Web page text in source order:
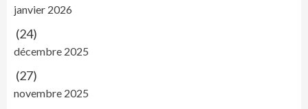
janvier 2026
(24)
décembre 2025
(27)
novembre 2025